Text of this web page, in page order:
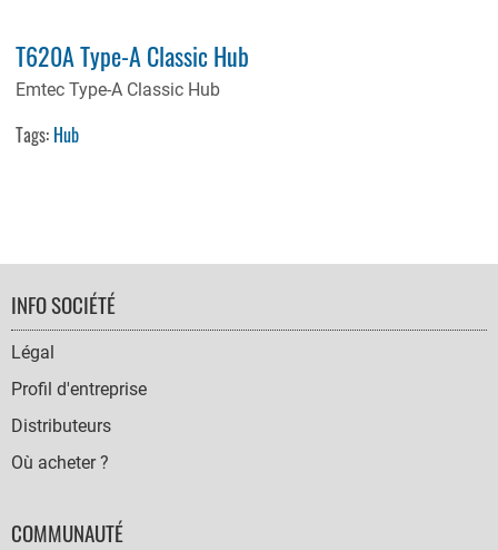
T620A Type-A Classic Hub
Emtec Type-A Classic Hub
Tags: Hub
FOOTER
NAVIGATION
INFO SOCIÉTÉ
Légal
Profil d'entreprise
Distributeurs
Où acheter ?
COMMUNAUTÉ